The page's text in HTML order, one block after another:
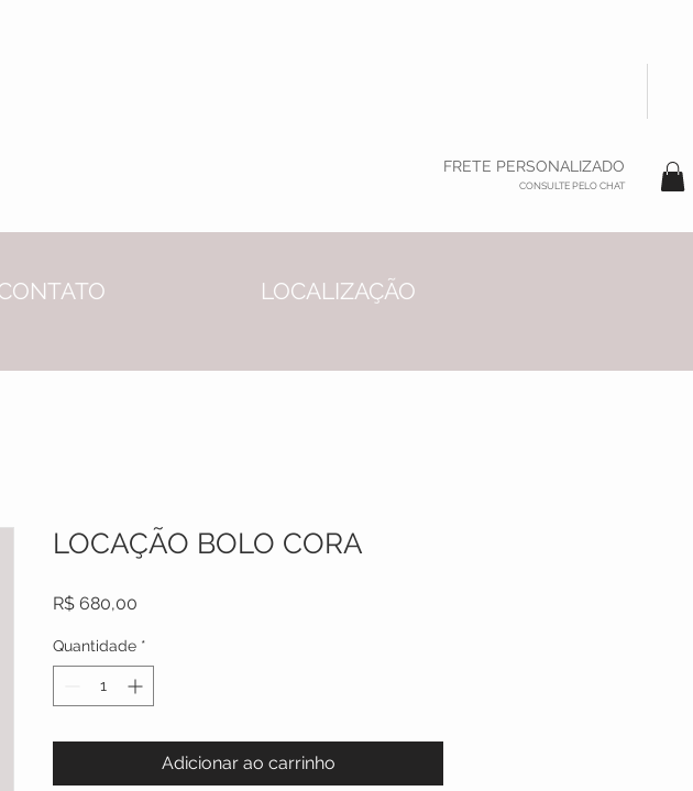
FRETE PERSONALIZADO
CONSULTE PELO CHAT
LOCALIZAÇÃO
LOCAÇÃO BOLO CORA
R$ 680,00
Quantidade *
Adicionar ao carrinho